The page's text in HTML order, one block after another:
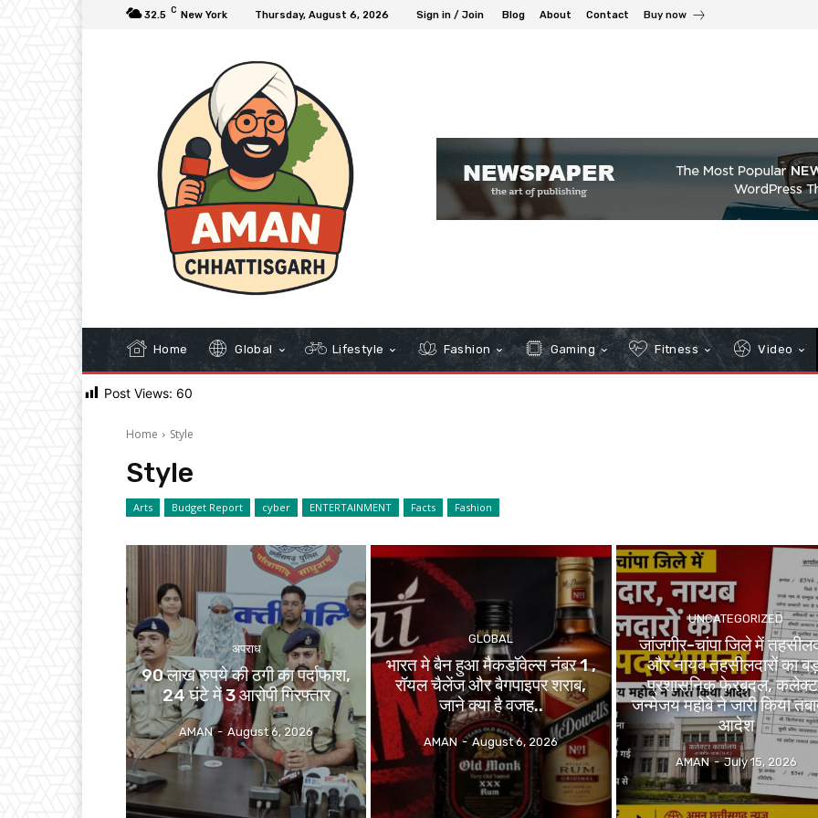
32.5 C New York Thursday, August 6, 2026 Sign in / Join Blog About Contact Buy now
Home Global Lifestyle Fashion Gaming Fitness Video
Post Views: 60
Home Style
Style
Arts Budget Report cyber ENTERTAINMENT Facts Fashion
अपराध
90 लाख रुपये की ठगी का पर्दाफाश,
24 घंटे में 3 आरोपी गिरफ्तार
AMAN - August 6, 2026
GLOBAL
भारत मे बैन हुआ मैकडॉवेल्स नंबर 1 ,
रॉयल चैलेंज और बैगपाइपर शराब,
जाने क्या है वजह..
AMAN - August 6, 2026
UNCATEGORIZED
जांजगीर-चांपा जिले में
और नायब तहसीलदारों का
प्रशासनिक फेरबदल,
जन्मेजय महोबे ने जारी किया
आदेश
AMAN - July 15, 2026